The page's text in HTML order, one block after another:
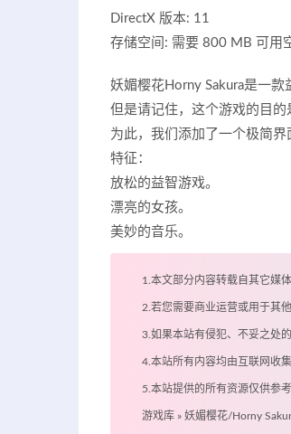
DirectX 版本: 11
存储空间: 需要 800 MB 可用
妖媚樱花Horny Sakura是一款
但是请记住，这个游戏的目的
为此，我们添加了一个极简界
特征：
放松的益智游戏。
漂亮的女孩。
美妙的音乐。
1.本文部分内容转载自其它媒
2.若您需要商业运营或用于其
3.如果本站有侵犯、不妥之处
4.本站所有内容均由互联网收
5.本站提供的所有资源仅供参
游戏库 » 妖媚樱花/Horny